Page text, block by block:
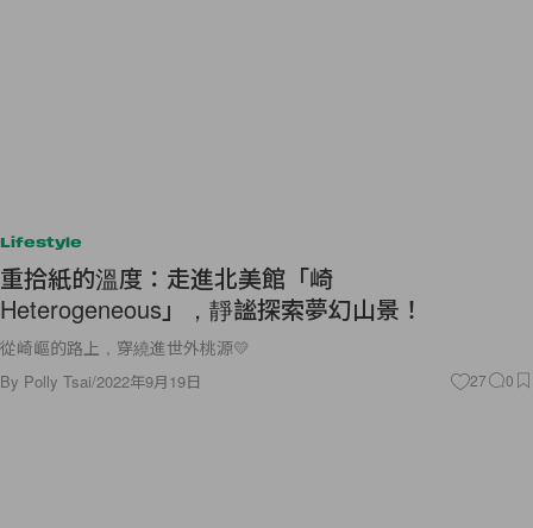
Lifestyle
重拾紙的溫度：走進北美館「崎
Heterogeneous」，靜謐探索夢幻山景！
從崎嶇的路上，穿繞進世外桃源💛
By Polly Tsai/2022年9月19日 27 0